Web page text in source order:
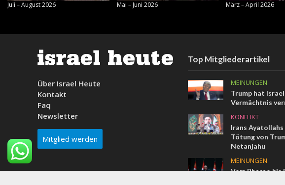
Juli – August 2026 Mai – Juni 2026 März – April 2026
Über Israel Heute
Kontakt
Faq
Newsletter
Mitglied werden
Top Mitgliederartikel
MEINUNGEN
Trump hat
Vermächtnis
KONFLIKT
Irans
Tötung von
Netanjahu
MEINUNGEN
Vom Pharao bis